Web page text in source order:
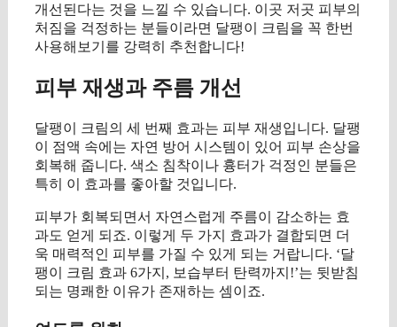
개선된다는 것을 느낄 수 있습니다. 이곳 저곳 피부의
처짐을 걱정하는 분들이라면 달팽이 크림을 꼭 한번
사용해보기를 강력히 추천합니다!
피부 재생과 주름 개선
달팽이 크림의 세 번째 효과는 피부 재생입니다. 달팽
이 점액 속에는 자연 방어 시스템이 있어 피부 손상을
회복해 줍니다. 색소 침착이나 흉터가 걱정인 분들은
특히 이 효과를 좋아할 것입니다.
피부가 회복되면서 자연스럽게 주름이 감소하는 효
과도 얻게 되죠. 이렇게 두 가지 효과가 결합되면 더
욱 매력적인 피부를 가질 수 있게 되는 거랍니다. ‘달
팽이 크림 효과 6가지, 보습부터 탄력까지!’는 뒷받침
되는 명쾌한 이유가 존재하는 셈이죠.